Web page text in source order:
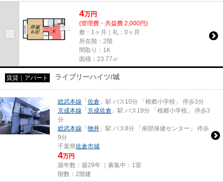
4万円
(管理費・共益費 2,000円)
敷：1ヶ月｜礼：0ヶ月
所在階：2階
間取り：1K
面積：23.77㎡
賃貸｜アパート ライブリーハイツ/城
総武本線 「 佐倉 」駅 バス10分 「根郷小学校」 停歩3分
京成本線 「 京成佐倉 」駅 バス19分 「根郷小学校」 停歩3
分
総武本線 「 物井 」駅 バス8分 「南部保健センター」 停歩
9分
千葉県佐倉市城
4万円
築年数：築29年 ｜募集中： 1室
階数：2階建